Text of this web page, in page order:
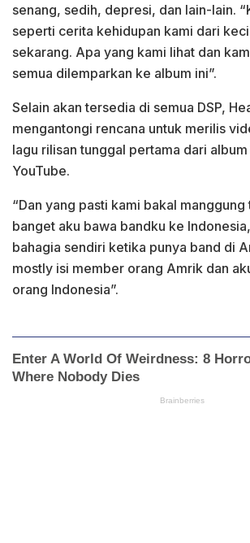
senang, sedih, depresi, dan lain-lain.
seperti cerita kehidupan kami dari
sekarang. Apa yang kami lihat dan
semua dilemparkan ke album ini”.
Selain akan tersedia di semua DSP,
mengantongi rencana untuk merilis
lagu rilisan tunggal pertama dari
YouTube.
“Dan yang pasti kami bakal manggung
banget aku bawa bandku ke
bahagia sendiri ketika punya band di
mostly isi member orang Amrik dan
orang Indonesia”.